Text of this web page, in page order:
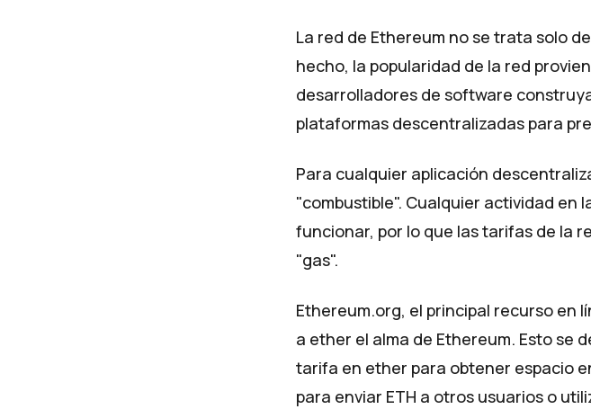
La red de Ethereum no se trata solo
hecho, la popularidad de la red
desarrolladores de software
plataformas descentralizadas para
Para cualquier aplicación
"combustible". Cualquier actividad en
funcionar, por lo que las tarifas de la
"gas".
Ethereum.org, el principal recurso en
a ether el alma de Ethereum. Esto se
tarifa en ether para obtener espacio
para enviar ETH a otros usuarios o